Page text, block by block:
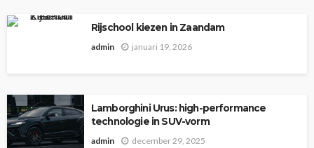
Rijschool kiezen in Zaandam
admin januari 19, 2026
Lamborghini Urus: high-performance
technologie in SUV-vorm
admin december 29, 2025